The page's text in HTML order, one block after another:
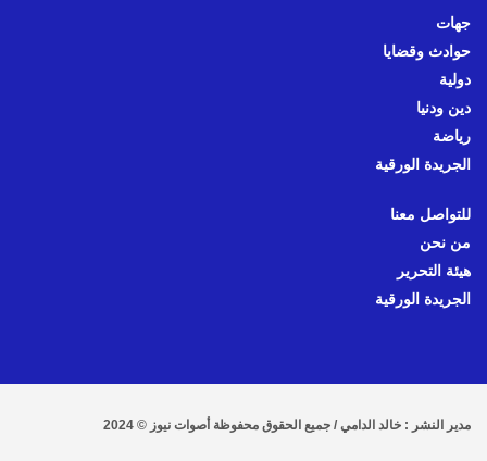
جهات
حوادث وقضايا
دولية
دين ودنيا
رياضة
الجريدة الورقية
للتواصل معنا
من نحن
هيئة التحرير
الجريدة الورقية
مدير النشر : خالد الدامي / جميع الحقوق محفوظة أصوات نيوز © 2024